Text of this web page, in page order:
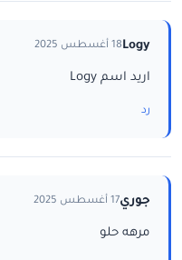
Logy18 أغسطس 2025
اريد اسم Logy
رد
جوري17 أغسطس 2025
مرهه حلو